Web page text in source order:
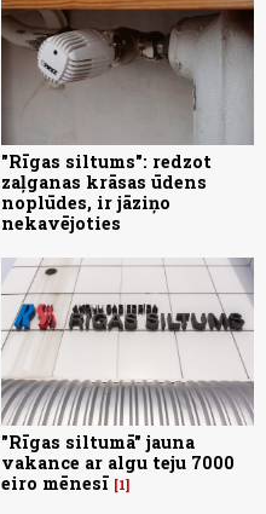
"Rīgas siltums": redzot
zaļganas krāsas ūdens
noplūdes, ir jāziņo
nekavējoties
"Rīgas siltumā" jauna
vakance ar algu teju 7000
eiro mēnesī 1